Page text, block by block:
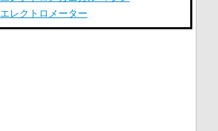
エレクトロメーター